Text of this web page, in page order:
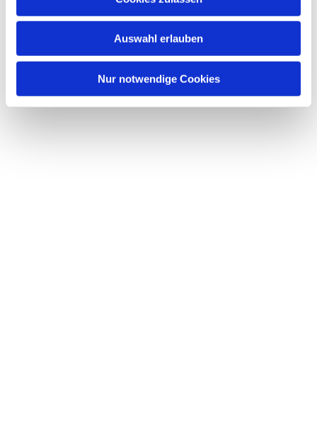
Auswahl erlauben
Nur notwendige Cookies
Taufgottesdienste